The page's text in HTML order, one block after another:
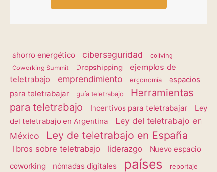
ahorro energético ciberseguridad
coliving
Coworking Summit
Dropshipping
ejemplos de
teletrabajo
emprendimiento ergonomía
espacios
para teletrabajar
guía teletrabajo
Herramientas
para teletrabajo
Incentivos para teletrabajar
Ley
del teletrabajo en Argentina
Ley del teletrabajo en
México
Ley de teletrabajo en España
libros sobre teletrabajo liderazgo
Nuevo espacio
coworking
nómadas digitales países reportaje